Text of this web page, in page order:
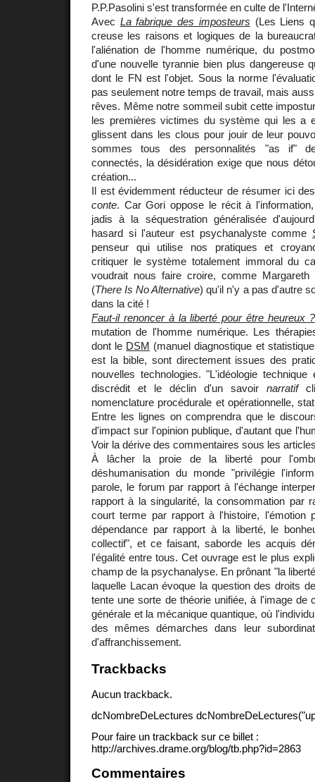
P.P.Pasolini s'est transformée en culte de
Avec La fabrique des imposteurs (Les Liens
creuse les raisons et logiques de la
l'aliénation de l'homme numérique, du
d'une nouvelle tyrannie bien plus dangereuse
dont le FN est l'objet. Sous la norme
pas seulement notre temps de travail, mais
rêves. Même notre sommeil subit cette
les premières victimes du système qui les a
glissent dans les clous pour jouir de leur
sommes tous des personnalités "as if"
connectés, la désidération exige que nous
création...
Il est évidemment réducteur de résumer ici
conte. Car Gori oppose le récit à
jadis à la séquestration généralisée
hasard si l'auteur est psychanalyste comme
penseur qui utilise nos pratiques et
critiquer le système totalement immoral du
voudrait nous faire croire, comme
(There Is No Alternative) qu'il n'y a pas d'autre
dans la cité !
Faut-il renoncer à la liberté pour être heureux ?
mutation de l'homme numérique. Les
dont le DSM (manuel diagnostique et
est la bible, sont directement issues des
nouvelles technologies. "L'idéologie
discrédit et le déclin d'un savoir narratif
nomenclature procédurale et opérationnelle,
Entre les lignes on comprendra que le
d'impact sur l'opinion publique, d'autant que
Voir la dérive des commentaires sous les
À lâcher la proie de la liberté pour
déshumanisation du monde "privilégie
parole, le forum par rapport à l'échange
rapport à la singularité, la consommation par
court terme par rapport à l'histoire, l'émotion
dépendance par rapport à la liberté, le
collectif", et ce faisant, saborde les acquis
l'égalité entre tous. Cet ouvrage est le plus
champ de la psychanalyse. En prônant "la
laquelle Lacan évoque la question des droits
tente une sorte de théorie unifiée, à l'image de
générale et la mécanique quantique, où
des mêmes démarches dans leur
d'affranchissement.
Trackbacks
Aucun trackback.
dcNombreDeLectures
Pour faire un trackback sur ce billet :
http://archives.drame.org/blog/tb.php?id=2863
Commentaires